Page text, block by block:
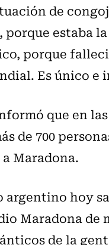
de
estaba
porque
Es único e
que en
de 700
Maradona.
argentino hoy
Maradona
de la